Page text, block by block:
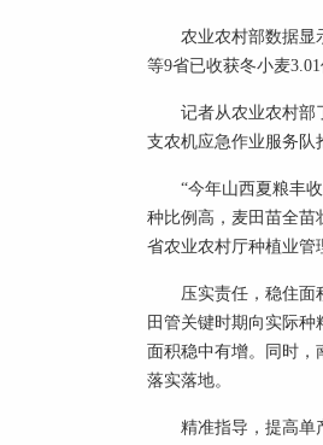
农业农村部数据显
等9省已收获冬小麦
记者从农业农村部
支农机应急作业服务队
“今年山西夏粮丰
种比例高，麦田苗全苗
省农业农村厅种植业管
压实责任，稳住面
田管关键时期向实际
面积稳中有增。同时，
落实落地。
精准指导，提高单